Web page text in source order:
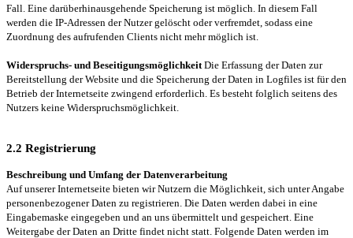
Fall. Eine darüberhinausgehende Speicherung ist möglich. In diesem Fall
werden die IP-Adressen der Nutzer gelöscht oder verfremdet, sodass eine
Zuordnung des aufrufenden Clients nicht mehr möglich ist.
Widerspruchs- und BeseitigungsmöglichkeitDie Erfassung der Daten zur
Bereitstellung der Website und die Speicherung der Daten in Logfiles ist für den
Betrieb der Internetseite zwingend erforderlich. Es besteht folglich seitens des
Nutzers keine Widerspruchsmöglichkeit.
2.2 Registrierung
Beschreibung und Umfang der Datenverarbeitung
Auf unserer Internetseite bieten wir Nutzern die Möglichkeit, sich unter Angabe
personenbezogener Daten zu registrieren. Die Daten werden dabei in eine
Eingabemaske eingegeben und an uns übermittelt und gespeichert. Eine
Weitergabe der Daten an Dritte findet nicht statt. Folgende Daten werden im